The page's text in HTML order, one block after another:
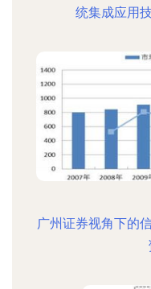
统集成应用
广州证券视角下的